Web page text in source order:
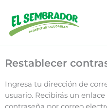
contenido
Restablecer
Ingresa tu dirección de
usuario. Recibirás un